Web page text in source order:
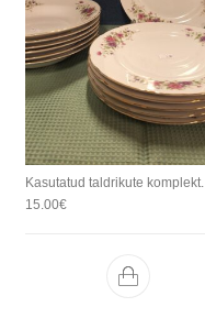
Kasutatud taldrikute komplekt.
15.00€